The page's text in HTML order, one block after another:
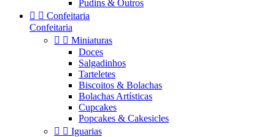
Pudins & Outros
  Confeitaria
Confeitaria
  Miniaturas
Doces
Salgadinhos
Tarteletes
Biscoitos & Bolachas
Bolachas Artísticas
Cupcakes
Popcakes & Cakesicles
  Iguarias